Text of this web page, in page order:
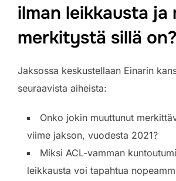
ilman leikkausta ja
merkitystä sillä on?
Jaksossa keskustellaan Einarin
seuraavista aiheista:
Onko jokin muuttunut
viime jakson, vuodesta 2021?
Miksi ACL-vamman
leikkausta voi tapahtua